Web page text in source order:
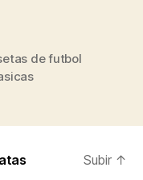
de futbol
Subir ↑